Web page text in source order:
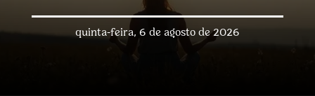
quinta-feira, 6 de agosto de 2026